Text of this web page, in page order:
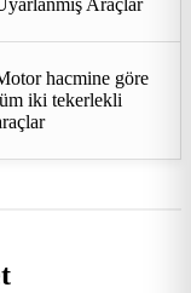
Araçlar
hacmine göre
iki tekerlekli